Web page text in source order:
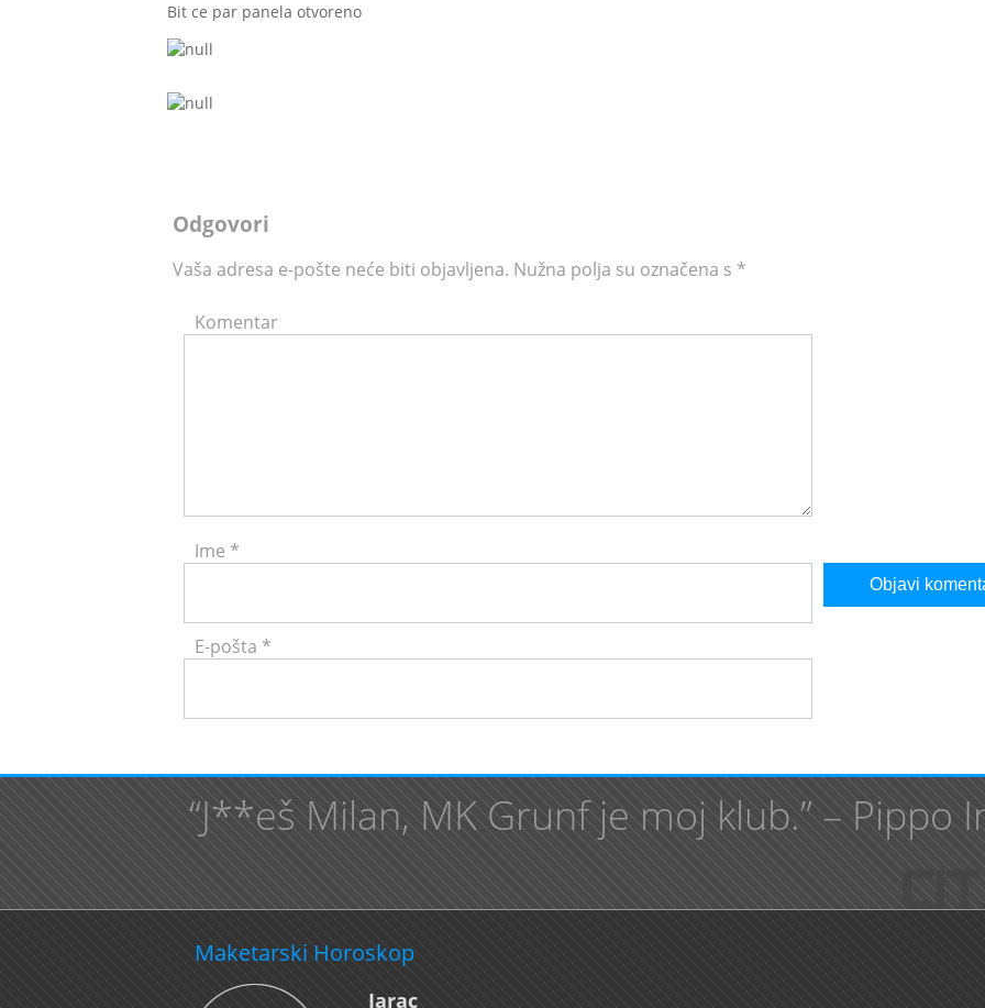
Bit ce par panela otvoreno
Odgovori
Vaša adresa e-pošte neće biti objavljena. Nužna polja su označena s *
Komentar
Ime *
E-pošta *
“J**eš Milan, MK Grunf je moj klub.” – Pippo
Maketarski Horoskop
Jarac